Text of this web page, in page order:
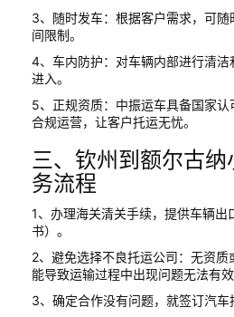
3、随时发车：根据客户需求，可
间限制。
4、车内防护：对车辆内部进行清
进入。
5、正规资质：中振运车具备国家
合规运营，让客户托运无忧。
三、钦州到额尔古
务流程
1、办理海关清关手续，提供车辆出
书）。
2、避免选择不良托运公司：无资
能导致运输过程中出现问题无法有
3、确定合作没有问题，就签订汽车